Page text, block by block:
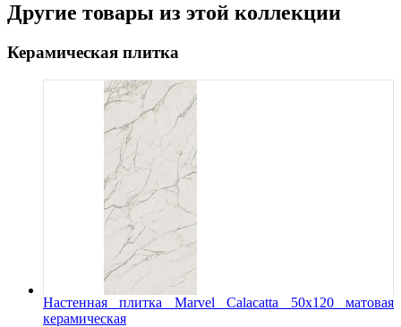
Другие товары из этой коллекции
Керамическая плитка
Настенная плитка Marvel Calacatta 50x120 матовая
керамическая